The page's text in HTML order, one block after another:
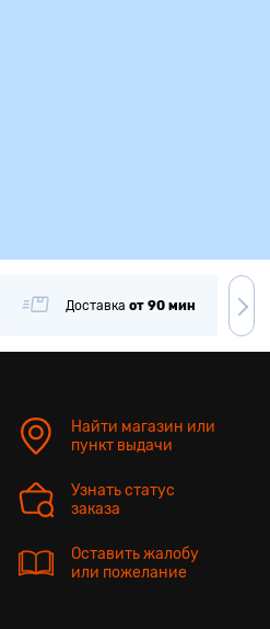
Доставка от 90 мин
Найти магазин или
пункт выдачи
Узнать статус
заказа
Оставить жалобу
или пожелание